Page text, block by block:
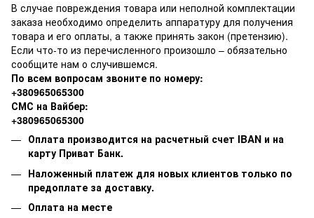
В случае повреждения товара или неполной комплектации
заказа необходимо определить аппаратуру для получения
товара и его оплаты, а также принять закон (претензию).
Если что-то из перечисленного произошло – обязательно
сообщите нам о случившемся.
По всем вопросам звоните по номеру:
+380965065300
СМС на Вайбер:
+380965065300
Оплата производится на расчетный счет IBAN и на
карту Приват Банк.
Наложенный платеж для новых клиентов только по
предоплате за доставку.
Оплата на месте